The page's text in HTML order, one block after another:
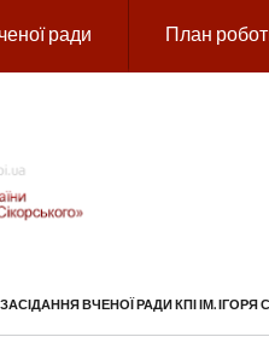
ради План
ВЧЕНОЇ РАДИ КПІ ІМ. ІГОРЯ